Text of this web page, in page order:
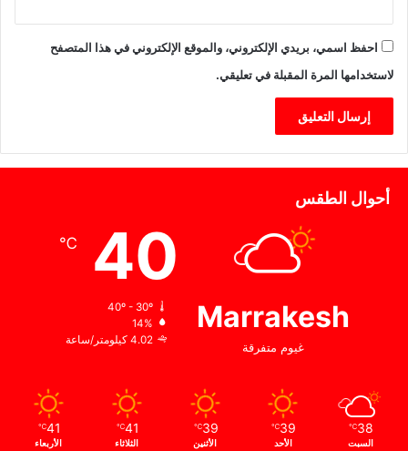
احفظ اسمي، بريدي الإلكتروني، والموقع الإلكتروني في هذا المتصفح
لاستخدامها المرة المقبلة في تعليقي.
أحوال الطقس
Marrakesh
غيوم متفرقة
40
℃
40º - 30º
14%
4.02 كيلومتر/ساعة
38
℃
السبت
39
℃
الأحد
39
℃
الأثنين
41
℃
الثلاثاء
41
℃
الأربعاء